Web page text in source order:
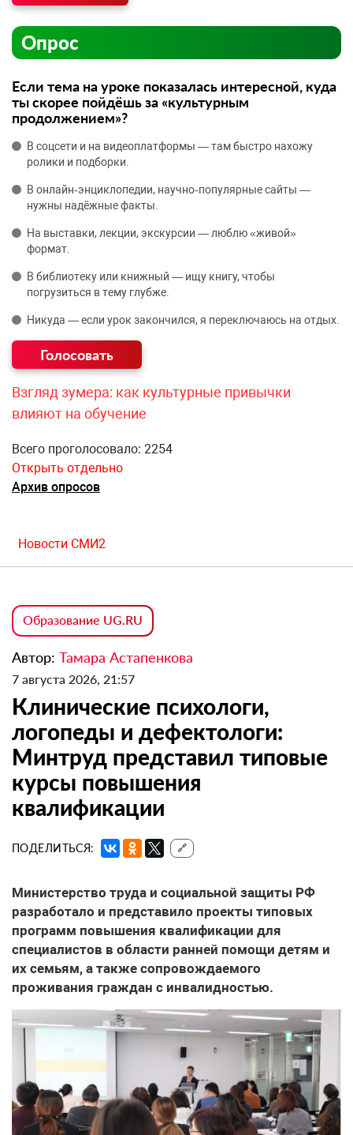
Опрос
Если тема на уроке показалась интересной, куда
ты скорее пойдёшь за «культурным
продолжением»?
В соцсети и на видеоплатформы — там быстро нахожу
ролики и подборки.
В онлайн‑энциклопедии, научно‑популярные сайты —
нужны надёжные факты.
На выставки, лекции, экскурсии — люблю «живой»
формат.
В библиотеку или книжный — ищу книгу, чтобы
погрузиться в тему глубже.
Никуда — если урок закончился, я переключаюсь на отдых.
Взгляд зумера: как культурные привычки
влияют на обучение
Всего проголосовало: 2254
Открыть отдельно
Архив опросов
Новости СМИ2
Образование UG.RU
Автор: Тамара Астапенкова
7 августа 2026, 21:57
Клинические психологи,
логопеды и дефектологи:
Минтруд представил типовые
курсы повышения
квалификации
ПОДЕЛИТЬСЯ: 🔗
Министерство труда и социальной защиты РФ
разработало и представило проекты типовых
программ повышения квалификации для
специалистов в области ранней помощи детям и
их семьям, а также сопровождаемого
проживания граждан с инвалидностью.